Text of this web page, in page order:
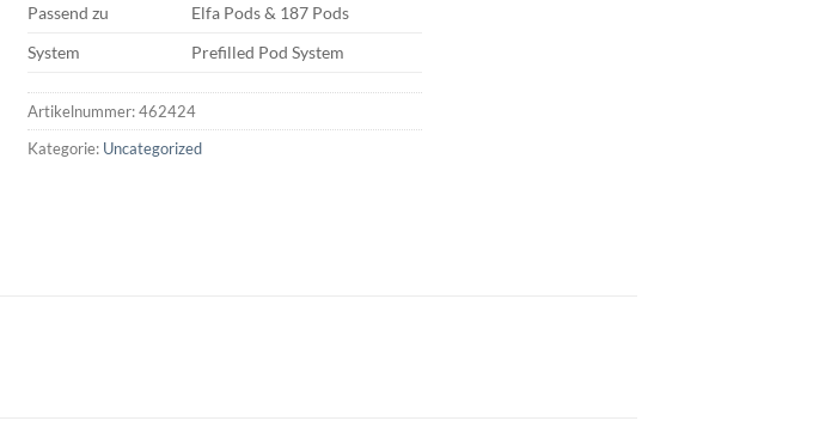
Passend zu
Elfa Pods & 187 Pods
System
Prefilled Pod System
Artikelnummer:462424
Kategorie: Uncategorized